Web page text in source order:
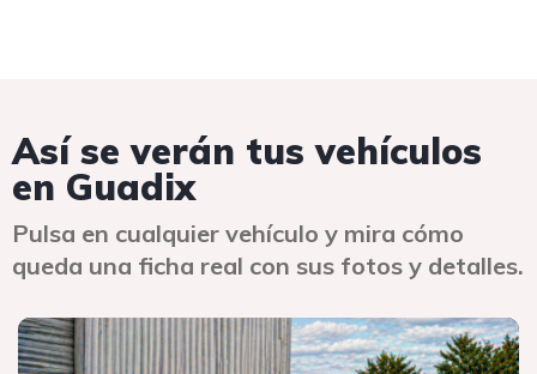
Así se verán tus vehículos
en Guadix
Pulsa en cualquier vehículo y mira cómo
queda una ficha real con sus fotos y detalles.